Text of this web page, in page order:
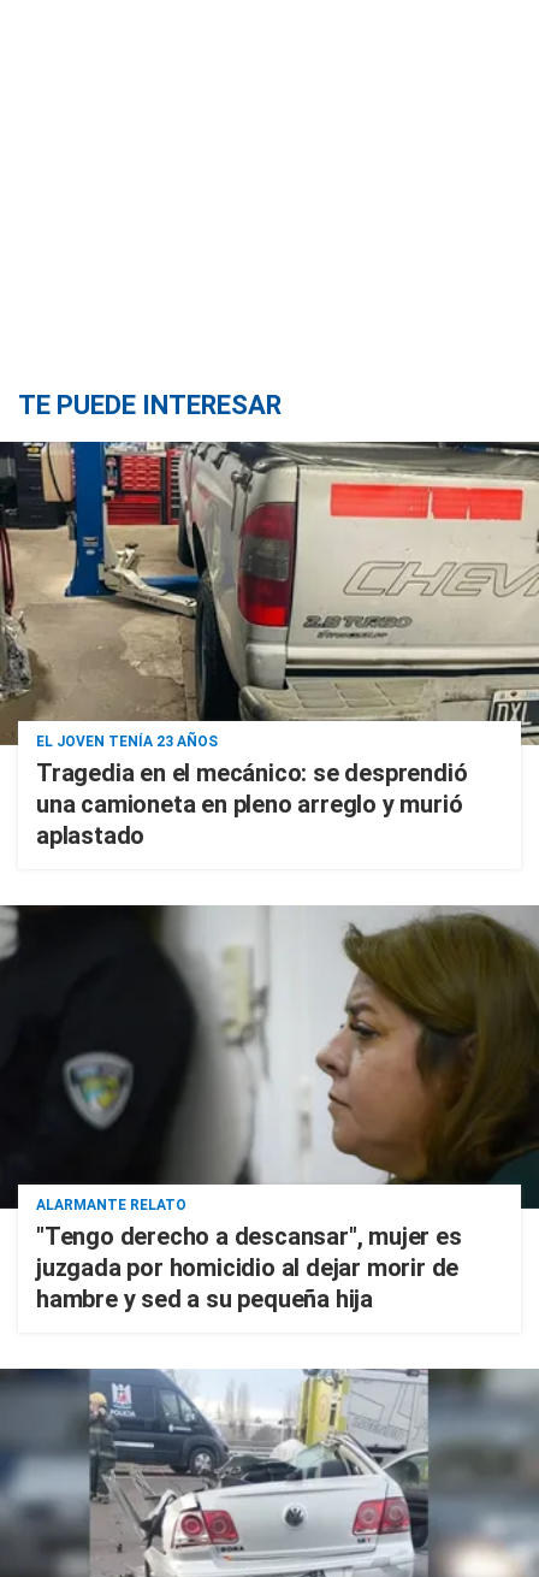
TE PUEDE INTERESAR
EL JOVEN TENÍA 23 AÑOS
Tragedia en el mecánico: se desprendió
una camioneta en pleno arreglo y murió
aplastado
ALARMANTE RELATO
"Tengo derecho a descansar", mujer es
juzgada por homicidio al dejar morir de
hambre y sed a su pequeña hija